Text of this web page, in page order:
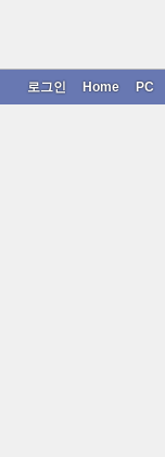
PC
Home
로그인